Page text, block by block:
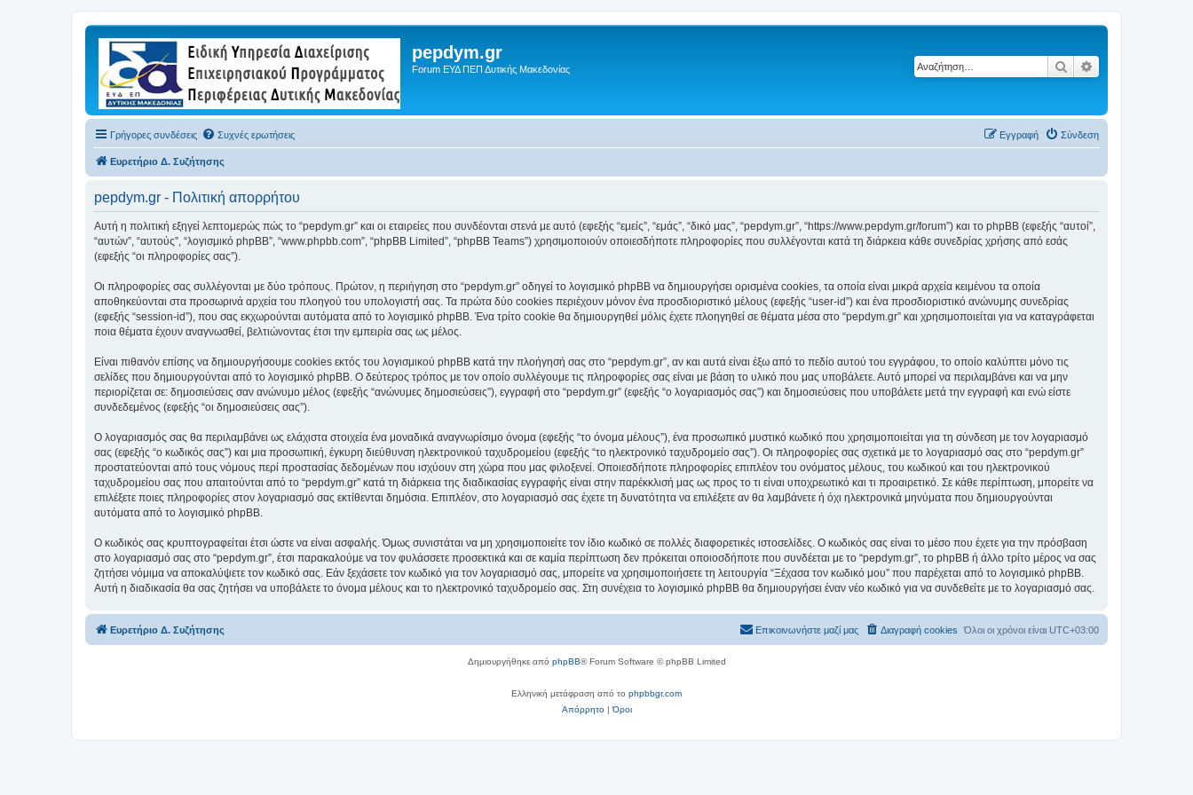
pepdym.gr
Forum ΕΥΔ ΠΕΠ Δυτικής Μακεδονίας Αναζήτηση
Γρήγορες συνδέσεις Συχνές ερωτήσεις Σύνδεση
Εγγραφή
Ευρετήριο Δ. Συζήτησης
pepdym.gr - Πολιτική απορρήτου
Αυτή η πολιτική εξηγεί λεπτομερώς πώς το “pepdym.gr” και οι εταιρείες που συνδέονται στενά με αυτό (εφεξής “εμείς”, “εμάς”, “δικό μας”, “pepdym.gr”, “https://www.pepdym.gr/forum”) και το phpBB (εφεξής “αυτοί”,
“αυτών”, “αυτούς”, “λογισμικό phpBB”, “www.phpbb.com”, “phpBB Limited”, “phpBB Teams”) χρησιμοποιούν οποιεσδήποτε πληροφορίες που συλλέγονται κατά τη διάρκεια κάθε συνεδρίας χρήσης από εσάς
(εφεξής “οι πληροφορίες σας”).
Οι πληροφορίες σας συλλέγονται με δύο τρόπους. Πρώτον, η περιήγηση στο “pepdym.gr” οδηγεί το λογισμικό phpBB να δημιουργήσει ορισμένα cookies, τα οποία είναι μικρά αρχεία κειμένου τα οποία
αποθηκεύονται στα προσωρινά αρχεία του πλοηγού του υπολογιστή σας. Τα πρώτα δύο cookies περιέχουν μόνον ένα προσδιοριστικό μέλους (εφεξής “user-id”) και ένα προσδιοριστικό ανώνυμης συνεδρίας
(εφεξής “session-id”), που σας εκχωρούνται αυτόματα από το λογισμικό phpBB. Ένα τρίτο cookie θα δημιουργηθεί μόλις έχετε πλοηγηθεί σε θέματα μέσα στο “pepdym.gr” και χρησιμοποιείται για να καταγράφεται
ποια θέματα έχουν αναγνωσθεί, βελτιώνοντας έτσι την εμπειρία σας ως μέλος.
Είναι πιθανόν επίσης να δημιουργήσουμε cookies εκτός του λογισμικού phpBB κατά την πλοήγησή σας στο “pepdym.gr”, αν και αυτά είναι έξω από το πεδίο αυτού του εγγράφου, το οποίο καλύπτει μόνο τις
σελίδες που δημιουργούνται από το λογισμικό phpBB. Ο δεύτερος τρόπος με τον οποίο συλλέγουμε τις πληροφορίες σας είναι με βάση το υλικό που μας υποβάλετε. Αυτό μπορεί να περιλαμβάνει και να μην
περιορίζεται σε: δημοσιεύσεις σαν ανώνυμο μέλος (εφεξής “ανώνυμες δημοσιεύσεις”), εγγραφή στο “pepdym.gr” (εφεξής “ο λογαριασμός σας”) και δημοσιεύσεις που υποβάλετε μετά την εγγραφή και ενώ είστε
συνδεδεμένος (εφεξής “οι δημοσιεύσεις σας”).
Ο λογαριασμός σας θα περιλαμβάνει ως ελάχιστα στοιχεία ένα μοναδικά αναγνωρίσιμο όνομα (εφεξής “το όνομα μέλους”), ένα προσωπικό μυστικό κωδικό που χρησιμοποιείται για τη σύνδεση με τον λογαριασμό
σας (εφεξής “ο κωδικός σας”) και μια προσωπική, έγκυρη διεύθυνση ηλεκτρονικού ταχυδρομείου (εφεξής “το ηλεκτρονικό ταχυδρομείο σας”). Οι πληροφορίες σας σχετικά με το λογαριασμό σας στο “pepdym.gr”
προστατεύονται από τους νόμους περί προστασίας δεδομένων που ισχύουν στη χώρα που μας φιλοξενεί. Οποιεσδήποτε πληροφορίες επιπλέον του ονόματος μέλους, του κωδικού και του ηλεκτρονικού
ταχυδρομείου σας που απαιτούνται από το “pepdym.gr” κατά τη διάρκεια της διαδικασίας εγγραφής είναι στην παρέκκλισή μας ως προς το τι είναι υποχρεωτικό και τι προαιρετικό. Σε κάθε περίπτωση, μπορείτε να
επιλέξετε ποιες πληροφορίες στον λογαριασμό σας εκτίθενται δημόσια. Επιπλέον, στο λογαριασμό σας έχετε τη δυνατότητα να επιλέξετε αν θα λαμβάνετε ή όχι ηλεκτρονικά μηνύματα που δημιουργούνται
αυτόματα από το λογισμικό phpBB.
Ο κωδικός σας κρυπτογραφείται έτσι ώστε να είναι ασφαλής. Όμως συνιστάται να μη χρησιμοποιείτε τον ίδιο κωδικό σε πολλές διαφορετικές ιστοσελίδες. Ο κωδικός σας είναι το μέσο που έχετε για την πρόσβαση
στο λογαριασμό σας στο “pepdym.gr”, έτσι παρακαλούμε να τον φυλάσσετε προσεκτικά και σε καμία περίπτωση δεν πρόκειται οποιοσδήποτε που συνδέεται με το “pepdym.gr”, το phpBB ή άλλο τρίτο μέρος να σας
ζητήσει νόμιμα να αποκαλύψετε τον κωδικό σας. Εάν ξεχάσετε τον κωδικό για τον λογαριασμό σας, μπορείτε να χρησιμοποιήσετε τη λειτουργία “Ξέχασα τον κωδικό μου” που παρέχεται από το λογισμικό phpBB.
Αυτή η διαδικασία θα σας ζητήσει να υποβάλετε το όνομα μέλους και το ηλεκτρονικό ταχυδρομείο σας. Στη συνέχεια το λογισμικό phpBB θα δημιουργήσει έναν νέο κωδικό για να συνδεθείτε με το λογαριασμό σας.
Ευρετήριο Δ. Συζήτησης Όλοι οι χρόνοι είναι UTC+03:00
Διαγραφή cookies
Επικοινωνήστε μαζί μας
Δημιουργήθηκε από phpBB® Forum Software © phpBB Limited
Ελληνική μετάφραση από το phpbbgr.com
Απόρρητο|Όροι